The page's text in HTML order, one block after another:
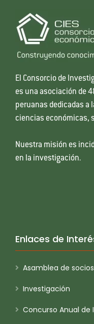
El Consorcio de
es una asociación de
peruanas dedicadas a
ciencias económicas,
Nuestra misión es
en la investigación.
Enlaces de
Asamblea de socios
Investigación
Concurso Anual de